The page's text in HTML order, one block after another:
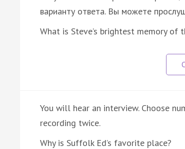
варианту ответа. Вы можете
What is Steve’s brightest memory of
You will hear an interview. Choose
recording twice.
Why is Suffolk Ed’s favorite place?